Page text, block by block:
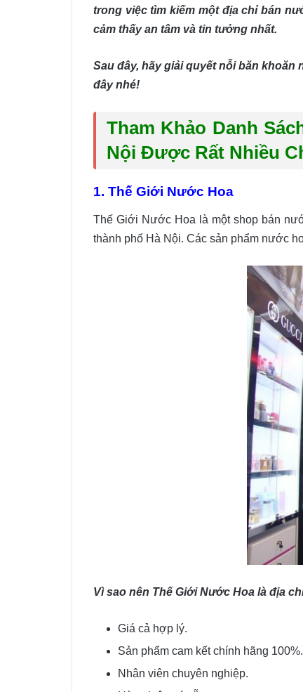
trong việc tìm kiếm một địa chỉ bán
cảm thấy an tâm và tin tưởng nhất.
Sau đây, hãy giải quyết nỗi băn khoăn
đây nhé!
Tham Khảo Danh
Nội Được Rất Nhiều
1. Thế Giới Nước Hoa
Thế Giới Nước Hoa là một shop bán
thành phố Hà Nội. Các sản phẩm nước
Vì sao nên Thế Giới Nước Hoa là địa
Giá cả hợp lý.
Sản phẩm cam kết chính hãng 100%.
Nhân viên chuyên nghiệp.